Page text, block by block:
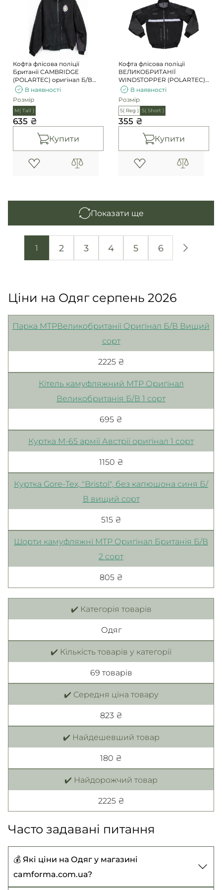
Кофта флісова поліції
Британії CAMBRIDGE
(POLARTEC) оригінал Б/В
вищий сорт
В наявності
Розмір
M( Tall )
635 ₴
Купити
Кофта флісова поліції
ВЕЛИКОБРИТАНІЇ
WINDSTOPPER (POLARTEC)
Б/В 1 сорт
В наявності
Розмір
S( Reg ) S( Short )
355 ₴
Купити
Показати ще
1 2 3 4 5 6
Ціни на Одяг серпень 2026
Парка MTPВеликобританії Оригінал Б/В Вищий
сорт
2225 ₴
Кітель камуфляжний MTP Оригінал
Великобританія Б/В 1 сорт
695 ₴
Куртка M-65 армії Австрії оригінал 1 сорт
1150 ₴
Куртка Gore-Tex, "Bristol", без капюшона синя Б/
В вищий сорт
515 ₴
Шорти камуфляжні MTP Оригінал Британія Б/В
2 сорт
805 ₴
✔️ Категорія товарів
Одяг
✔️ Кількість товарів у категорії
69 товарiв
✔️ Середня ціна товару
823 ₴
✔️ Найдешевший товар
180 ₴
✔️ Найдорожчий товар
2225 ₴
Часто задавані питання
💰 Які ціни на Одяг у магазині
camforma.com.ua?